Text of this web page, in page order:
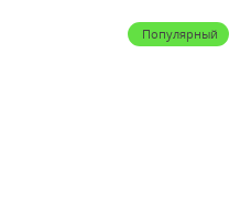
Популярный